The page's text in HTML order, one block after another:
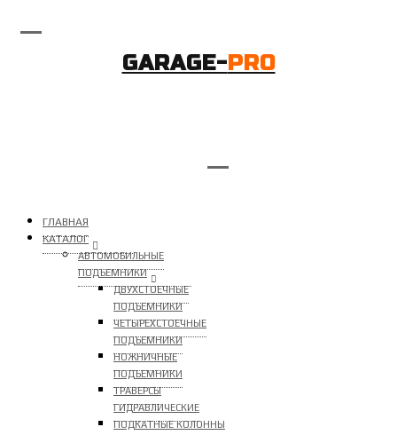
GARAGE-PRO
ГЛАВНАЯ
КАТАЛОГ
АВТОМОБИЛЬНЫЕ
ПОДЪЕМНИКИ
ДВУХСТОЕЧНЫЕ
ПОДЪЕМНИКИ
ЧЕТЫРЕХСТОЕЧНЫЕ
ПОДЪЕМНИКИ
НОЖНИЧНЫЕ
ПОДЪЕМНИКИ
ТРАВЕРСЫ
ГИДРАВЛИЧЕСКИЕ
ПОДКАТНЫЕ КОЛОННЫ